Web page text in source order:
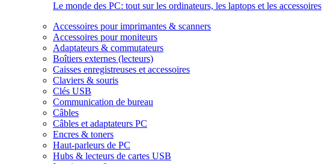
Le monde des PC: tout sur les ordinateurs, les laptops et les accessoires
Accessoires pour imprimantes & scanners
Accessoires pour moniteurs
Adaptateurs & commutateurs
Boîtiers externes (lecteurs)
Caisses enregistreuses et accessoires
Claviers & souris
Clés USB
Communication de bureau
Câbles
Câbles et adaptateurs PC
Encres & toners
Haut-parleurs de PC
Hubs & lecteurs de cartes USB